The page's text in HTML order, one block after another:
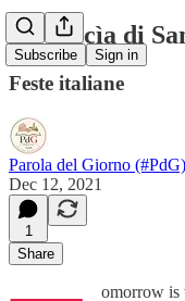
Subscribe Sign in
La cuccìa di
Feste italiane
Parola del Giorno (#PdG)
Dec 12, 2021
1
Share
omorrow is